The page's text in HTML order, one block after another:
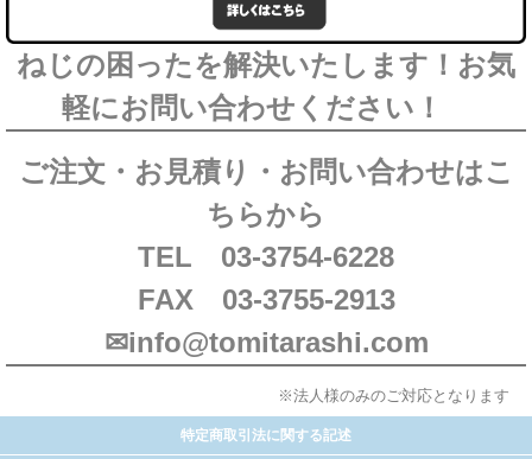
ねじの困ったを解決いたします！お気
軽にお問い合わせください！
ご注文・お見積り・お問い合わせはこ
ちらから
TEL 03-3754-6228
FAX 03-3755-2913
✉info@tomitarashi.com
※法人様のみのご対応となります
特定商取引法に関する記述